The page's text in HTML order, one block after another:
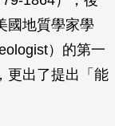
國地質學家學
）的第一
更出了提出「能